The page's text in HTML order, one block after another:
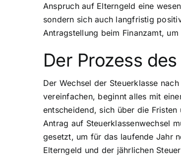
Anspruch auf Elterngeld eine
sondern sich auch langfristig
Antragstellung beim Finanzamt,
Der Prozess
Der Wechsel der Steuerklasse
vereinfachen, beginnt alles mit
entscheidend, sich über die
Antrag auf Steuerklassenwechsel
gesetzt, um für das laufende Jahr
Elterngeld und der jährlichen